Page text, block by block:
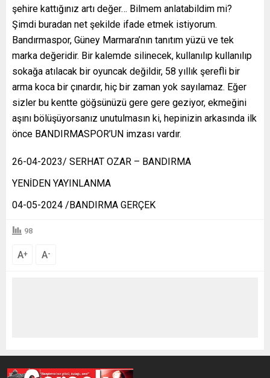
şehire kattığınız artı değer… Bilmem anlatabildim mi?
Şimdi buradan net şekilde ifade etmek istiyorum.
Bandırmaspor, Güney Marmara’nın tanıtım yüzü ve tek
marka değeridir. Bir kalemde silinecek, kullanılıp kullanılıp
sokağa atılacak bir oyuncak değildir, 58 yıllık şerefli bir
arma koca bir çınardır, hiç bir zaman yok sayılamaz. Eğer
sizler bu kentte göğsünüzü gere gere geziyor, ekmeğini
aşını bölüşüyorsanız unutulmasın ki, hepinizin arkasında ilk
önce BANDIRMASPOR’UN imzası vardır.
26-04-2023/ SERHAT OZAR – BANDIRMA
YENİDEN YAYINLANMA
04-05-2024 /BANDIRMA GERÇEK
98
A+ A-